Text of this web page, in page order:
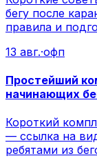
бегу после
правила и
13 авг.·офп
Простейший
начинающих
Короткий
— ссылка на
ребятами из